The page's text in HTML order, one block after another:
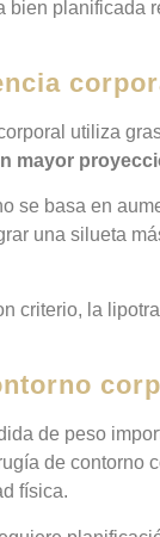
bien planificada
utiliza
mayor
se basa en
una silueta
criterio, la
de peso
de contorno
física.